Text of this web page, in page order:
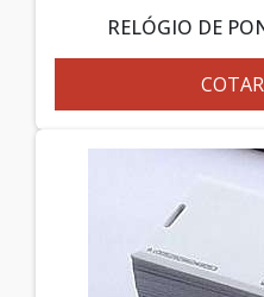
RELÓGIO DE